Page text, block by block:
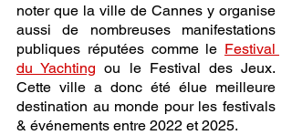
noter que la ville de Cannes y organise
aussi de nombreuses manifestations
publiques réputées comme le Festival
du Yachting ou le Festival des Jeux.
Cette ville a donc été élue meilleure
destination au monde pour les festivals
& événements entre 2022 et 2025.